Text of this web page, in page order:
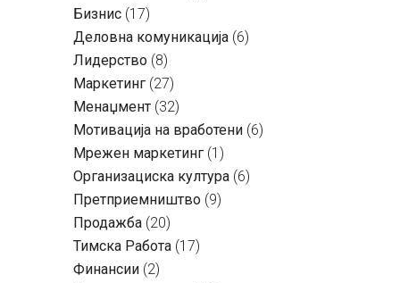
Бизнис (17)
Деловна комуникација (6)
Лидерство (8)
Маркетинг (27)
Менаџмент (32)
Мотивација на вработени (6)
Мрежен маркетинг (1)
Организациска култура (6)
Претприемништво (9)
Продажба (20)
Тимска Работа (17)
Финансии (2)